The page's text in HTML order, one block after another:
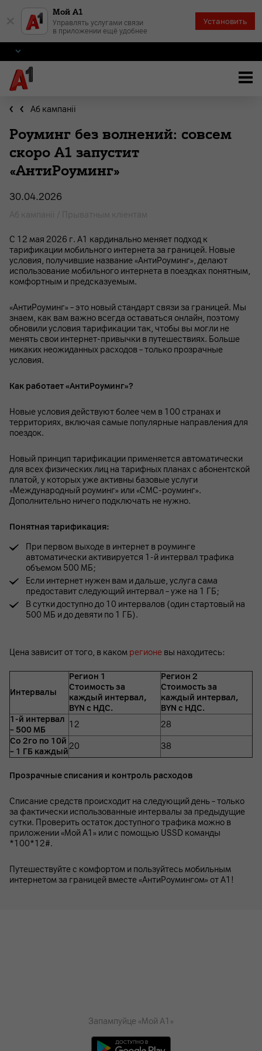
Мой А1
Управлять услугами связи
в приложении ещё удобнее
Установить
Аб кампаніі
Роуминг без волнений: совсем
скоро А1 запустит
«АнтиРоуминг»
30.04.2026
С 12 мая 2026 г. А1 кардинально меняет подход к
тарификации мобильного интернета за границей. Новые
условия, получившие название «АнтиРоуминг», делают
использование мобильного интернета в поездках понятным,
комфортным и предсказуемым.
«АнтиРоуминг» – это новый стандарт связи за границей. Мы
знаем, как вам важно всегда оставаться онлайн, поэтому
обновили условия тарификации так, чтобы вы могли не
менять свои интернет-привычки в путешествиях. Больше
никаких неожиданных расходов – только прозрачные
условия.
Как работает «АнтиРоуминг»?
Новые условия действуют более чем в 100 странах и
территориях, включая самые популярные направления для
поездок.
Новый принцип тарификации применяется автоматически
для всех физических лиц на тарифных планах с абонентской
платой, у которых уже активны базовые услуги
«Международный роуминг» или «СМС-роуминг».
Дополнительно ничего подключать не нужно.
Понятная тарификация:
При первом выходе в интернет в роуминге
автоматически активируется 1-й интервал трафика
объемом 500 МБ;
Если интернет нужен вам и дальше, услуга сама
предоставит следующий интервал – уже на 1 ГБ;
В сутки доступно до 10 интервалов (один стартовый на
500 МБ и до девяти по 1 ГБ).
Цена зависит от того, в каком регионе вы находитесь:
Интервалы
Регион 1
Стоимость за
каждый интервал,
BYN с НДС.
Регион 2
Стоимость за
каждый интервал,
BYN с НДС.
1-й интервал
– 500 МБ
12
28
Со 2го по 10й
– 1 ГБ каждый
20 38
Прозрачные списания и контроль расходов
Списание средств происходит на следующий день – только
за фактически использованные интервалы за предыдущие
сутки. Проверить остаток доступного трафика можно в
приложении «Мой А1» или с помощью USSD команды
*100*12#.
Путешествуйте с комфортом и пользуйтесь мобильным
интернетом за границей вместе «АнтиРоумингом» от А1!
Запампуйце «Мой А1»